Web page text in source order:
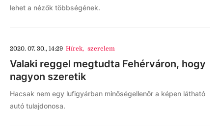
lehet a nézők többségének.
2020. 07. 30., 14:29 Hírek, szerelem
Valaki reggel megtudta Fehérváron, hogy
nagyon szeretik
Hacsak nem egy lufigyárban minőségellenőr a képen látható
autó tulajdonosa.